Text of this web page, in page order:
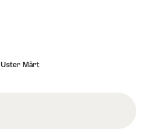
Uster Märt